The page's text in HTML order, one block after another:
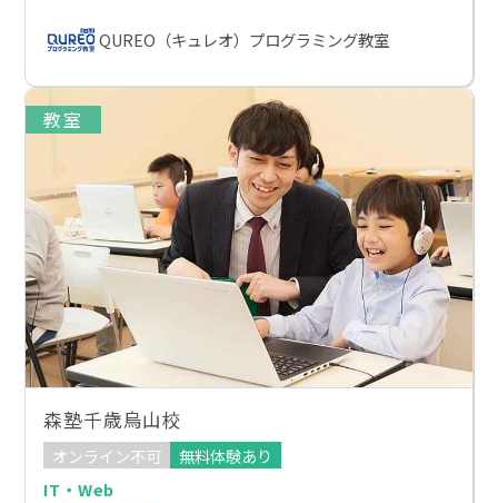
QUREO（キュレオ）プログラミング教室
教室
森塾千歳烏山校
オンライン不可
無料体験あり
IT・Web